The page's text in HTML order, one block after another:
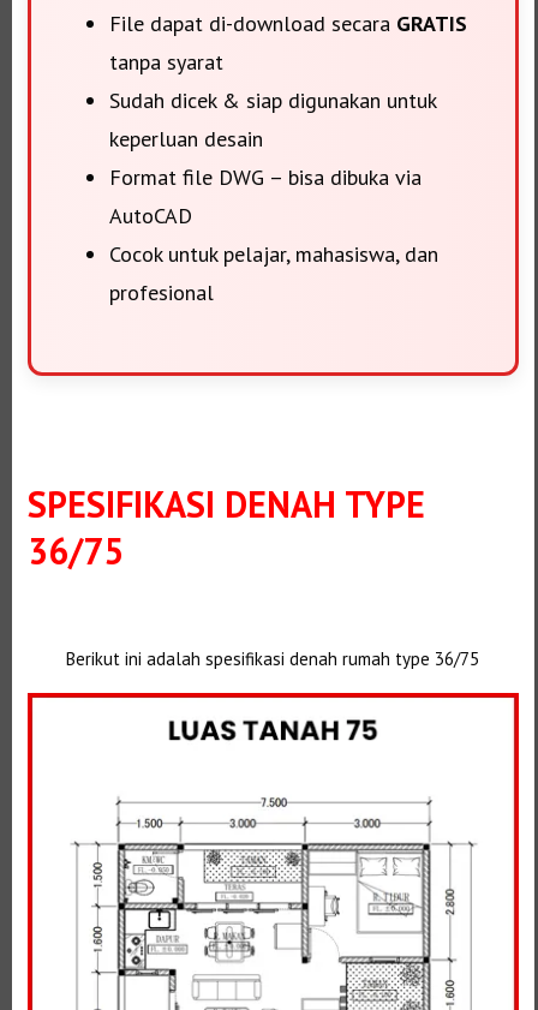
File dapat di-download secara GRATIS
tanpa syarat
Sudah dicek & siap digunakan untuk
keperluan desain
Format file DWG – bisa dibuka via
AutoCAD
Cocok untuk pelajar, mahasiswa, dan
profesional
SPESIFIKASI DENAH TYPE
36/75
Berikut ini adalah spesifikasi denah rumah type 36/75